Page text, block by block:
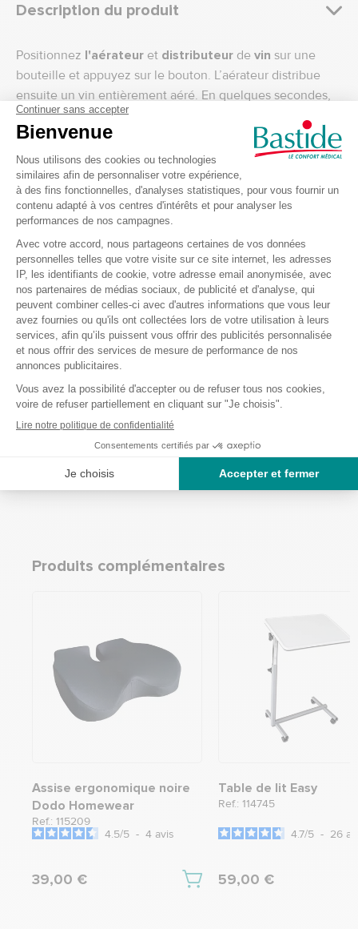
Description du produit
Positionnez l'aérateur et distributeur de vin sur une
bouteille et appuyez sur le bouton. L’aérateur distribue
ensuite un vin entièrement aéré. En quelques secondes,
vous pourrez profiter des
plus rapidement qu'avec une carafe en verre
traditionnelle.
Caractéristiques du distributeur et aérateur
de vin
Distribution rapide et sans effort
Aérateur électrique sur batterie avec chargeur USB
Sur batterie avec chargeur USB
Design aluminium et ABS noir avec éclairage LED
rouge
Valve pour le contrôle de l’aération
Fabriqué avec des matériaux de qualité alimentaire
Dimensions : 50 x 104 x 109 mm
Produits complémentaires
Assise ergonomique noire
Dodo Homewear
Ref.: 115209
4.5/5 - 4 avis
39,00 €
Table de lit Easy
Ref.: 114745
4.7/5 - 26
59,00 €